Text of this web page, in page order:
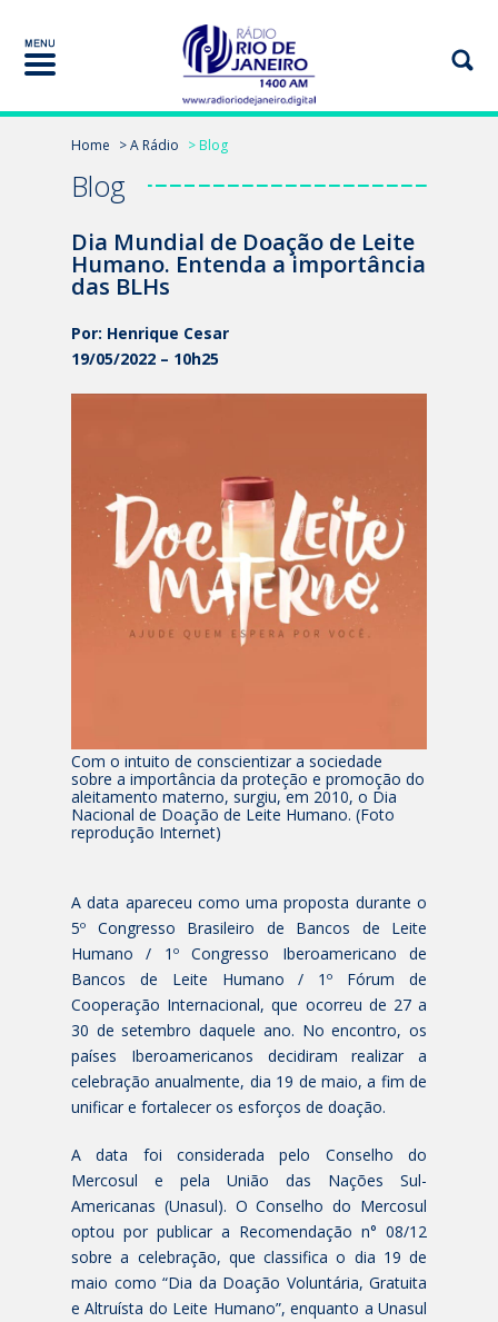
Home > A Rádio > Blog
Blog
Dia Mundial de Doação de Leite
Humano. Entenda a importância
das BLHs
Por: Henrique Cesar
19/05/2022 – 10h25
Com o intuito de conscientizar a sociedade
sobre a importância da proteção e promoção do
aleitamento materno, surgiu, em 2010, o Dia
Nacional de Doação de Leite Humano. (Foto
reprodução Internet)
A data apareceu como uma proposta durante o
5º Congresso Brasileiro de Bancos de Leite
Humano / 1º Congresso Iberoamericano de
Bancos de Leite Humano / 1º Fórum de
Cooperação Internacional, que ocorreu de 27 a
30 de setembro daquele ano. No encontro, os
países Iberoamericanos decidiram realizar a
celebração anualmente, dia 19 de maio, a fim de
unificar e fortalecer os esforços de doação.
A data foi considerada pelo Conselho do
Mercosul e pela União das Nações Sul-
Americanas (Unasul). O Conselho do Mercosul
optou por publicar a Recomendação n° 08/12
sobre a celebração, que classifica o dia 19 de
maio como “Dia da Doação Voluntária, Gratuita
e Altruísta do Leite Humano”, enquanto a Unasul